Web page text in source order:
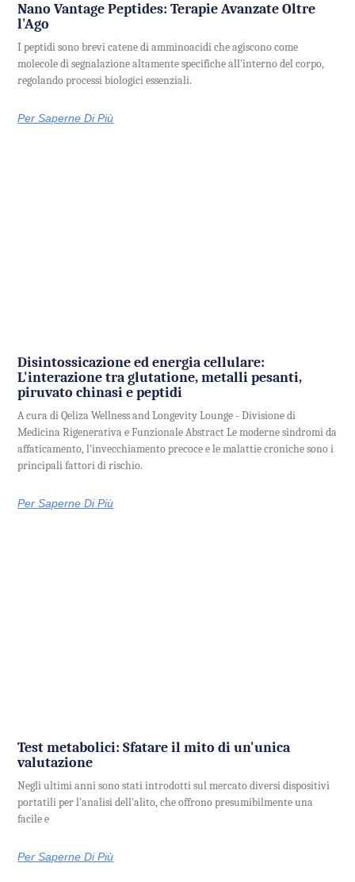
Nano Vantage Peptides: Terapie Avanzate Oltre
l'Ago
I peptidi sono brevi catene di amminoacidi che agiscono come
molecole di segnalazione altamente specifiche all'interno del corpo,
regolando processi biologici essenziali.
Per Saperne Di Più
Disintossicazione ed energia cellulare:
L'interazione tra glutatione, metalli pesanti,
piruvato chinasi e peptidi
A cura di Qeliza Wellness and Longevity Lounge - Divisione di
Medicina Rigenerativa e Funzionale Abstract Le moderne sindromi da
affaticamento, l'invecchiamento precoce e le malattie croniche sono i
principali fattori di rischio.
Per Saperne Di Più
Test metabolici: Sfatare il mito di un'unica
valutazione
Negli ultimi anni sono stati introdotti sul mercato diversi dispositivi
portatili per l'analisi dell'alito, che offrono presumibilmente una
facile e
Per Saperne Di Più